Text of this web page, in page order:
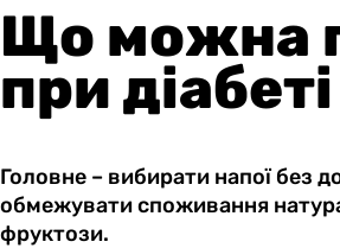
Що можна
при діабеті
Головне – вибирати напої без
обмежувати споживання
фруктози.